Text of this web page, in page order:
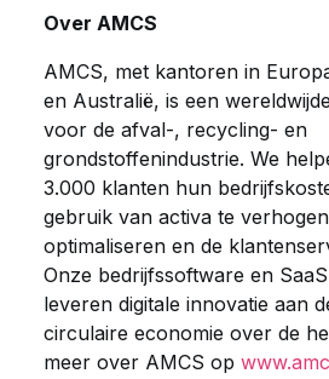
Over AMCS
AMCS, met kantoren in
en Australië, is een
voor de afval-, recycling- en
grondstoffenindustrie. We
3.000 klanten hun
gebruik van activa te
optimaliseren en de
Onze bedrijfssoftware en
leveren digitale innovatie aan
circulaire economie over de
meer over AMCS op